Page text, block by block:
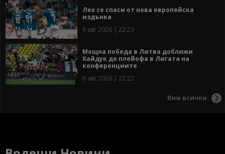
Лех се спаси от нова европейска
издънка
6 авг 2026 | 22:23
Мощна победа в Литва доближи
Хайдук до плейофа в Лигата на
конференциите
6 авг 2026 | 22:22
Виж всички